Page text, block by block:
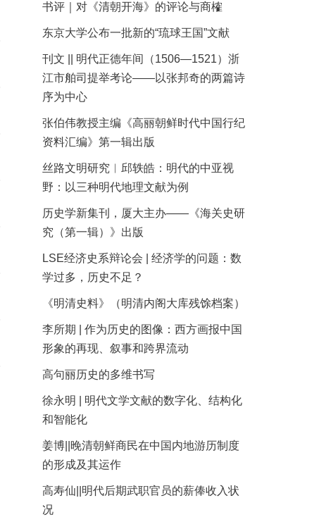
书评｜对《清朝开海》的评论与商榷
东京大学公布一批新的“琉球王国”文献
刊文 || 明代正德年间（1506—1521）浙
江市舶司提举考论——以张邦奇的两篇诗
序为中心
张伯伟教授主编《高丽朝鲜时代中国行纪
资料汇编》第一辑出版
丝路文明研究︱邱轶皓：明代的中亚视
野：以三种明代地理文献为例
历史学新集刊，厦大主办——《海关史研
究（第一辑）》出版
LSE经济史系辩论会 | 经济学的问题：数
学过多，历史不足？
《明清史料》（明清内阁大库残馀档案）
李所期 | 作为历史的图像：西方画报中国
形象的再现、叙事和跨界流动
高句丽历史的多维书写
徐永明 | 明代文学文献的数字化、结构化
和智能化
姜博||晚清朝鲜商民在中国内地游历制度
的形成及其运作
高寿仙||明代后期武职官员的薪俸收入状
况